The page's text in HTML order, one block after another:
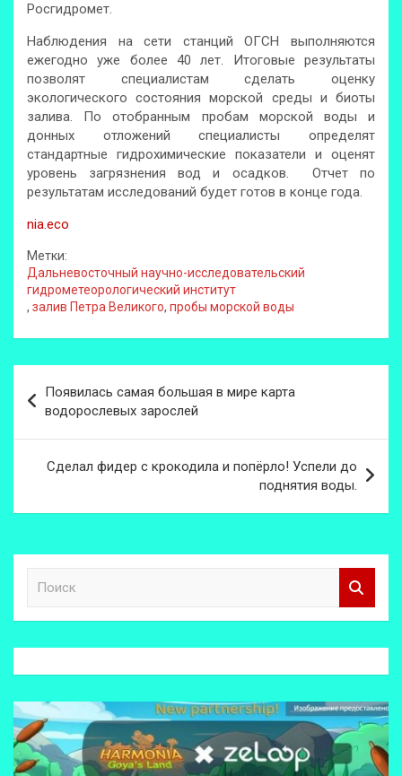
Росгидромет.
Наблюдения на сети станций ОГСН выполняются
ежегодно уже более 40 лет. Итоговые результаты
позволят специалистам сделать оценку
экологического состояния морской среды и биоты
залива. По отобранным пробам морской воды и
донных отложений специалисты определят
стандартные гидрохимические показатели и оценят
уровень загрязнения вод и осадков. Отчет по
результатам исследований будет готов в конце года.
nia.eco
Метки:
Дальневосточный научно-исследовательский
гидрометеорологический институт
, залив Петра Великого, пробы морской воды
по
записям
Появилась самая большая в мире карта
водорослевых зарослей
Сделал фидер с крокодила и попёрло! Успели до
поднятия воды.
к